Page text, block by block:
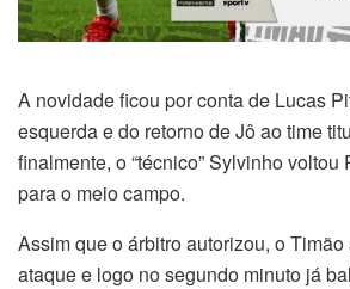
A novidade ficou por conta de Lucas
esquerda e do retorno de Jô ao time
finalmente, o “técnico” Sylvinho voltou
para o meio campo.
Assim que o árbitro autorizou, o
ataque e logo no segundo minuto já